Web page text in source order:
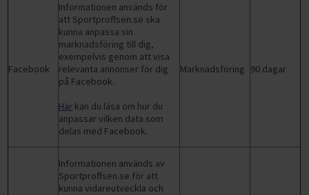
Facebook
Informationen används för
att Sportproffsen.se ska
kunna anpassa sin
marknadsföring till dig,
exempelvis genom att visa
relevanta annonser för dig
på Facebook.
Här kan du läsa om hur du
anpassar vilken data som
delas med Facebook.
Marknadsföring 90 dagar
Informationen används av
Sportproffsen.se för att
kunna vidareutveckla och